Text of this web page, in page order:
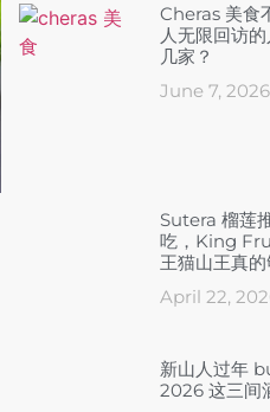
Cheras 美食
人无限回访
几家？
June 7, 2026
Sutera 榴莲
吃，King
王猫山王真的
April 22,
新山人过年
2026 这三间